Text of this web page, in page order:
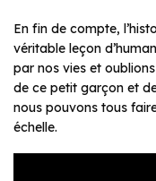
En fin de compte,
véritable leçon
par nos vies et
de ce petit garçon et
nous pouvons tous
échelle.